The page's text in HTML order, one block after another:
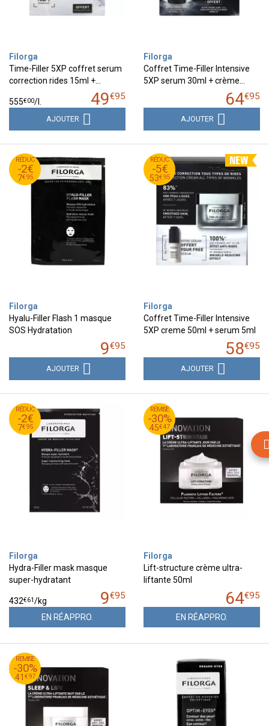
Filorga
Time-Filler 5XP coffret serum
correction rides 15ml +…
49€95
555€00/l.
AJOUTER
Filorga
Coffret Time-Filler Intensive
5XP serum 30ml + crème…
64€95
AJOUTER
RÉDUC
-2€
7€95
9
€
95
7
€
95
Filorga
Hyalu-Filler Flash 1 masque
SOS Hydratation
9€95
AJOUTER
RÉDUC
-5€
53€95
58
€
95
53
€
95
Filorga
Coffret Time-Filler Intensive
5XP creme 50ml + serum 5ml
58€95
AJOUTER
RÉDUC
-2€
7€95
9
€
95
7
€
95
Filorga
Hydra-Filler mask masque
super-hydratant
9€95
432€61/kg
EN RÉAPPRO.
REMISE
-30%
45€47
64
€
95
45
€
47
Filorga
Lift-structure crème ultra-
liftante 50ml
64€95
EN RÉAPPRO.
REMISE
-30%
41 €97
59
€
95
41
€
97